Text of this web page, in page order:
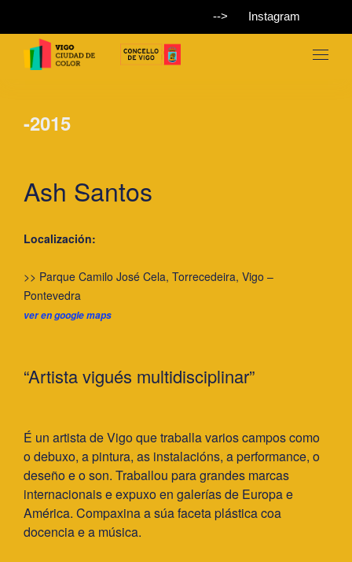
--> Instagram
-2015
Ash Santos
Localización:
>> Parque Camilo José Cela, Torrecedeira, Vigo –
Pontevedra
ver en google maps
“Artista vigués multidisciplinar”
É un artista de Vigo que traballa varios campos como
o debuxo, a pintura, as instalacións, a performance, o
deseño e o son. Traballou para grandes marcas
internacionais e expuxo en galerías de Europa e
América. Compaxina a súa faceta plástica coa
docencia e a música.